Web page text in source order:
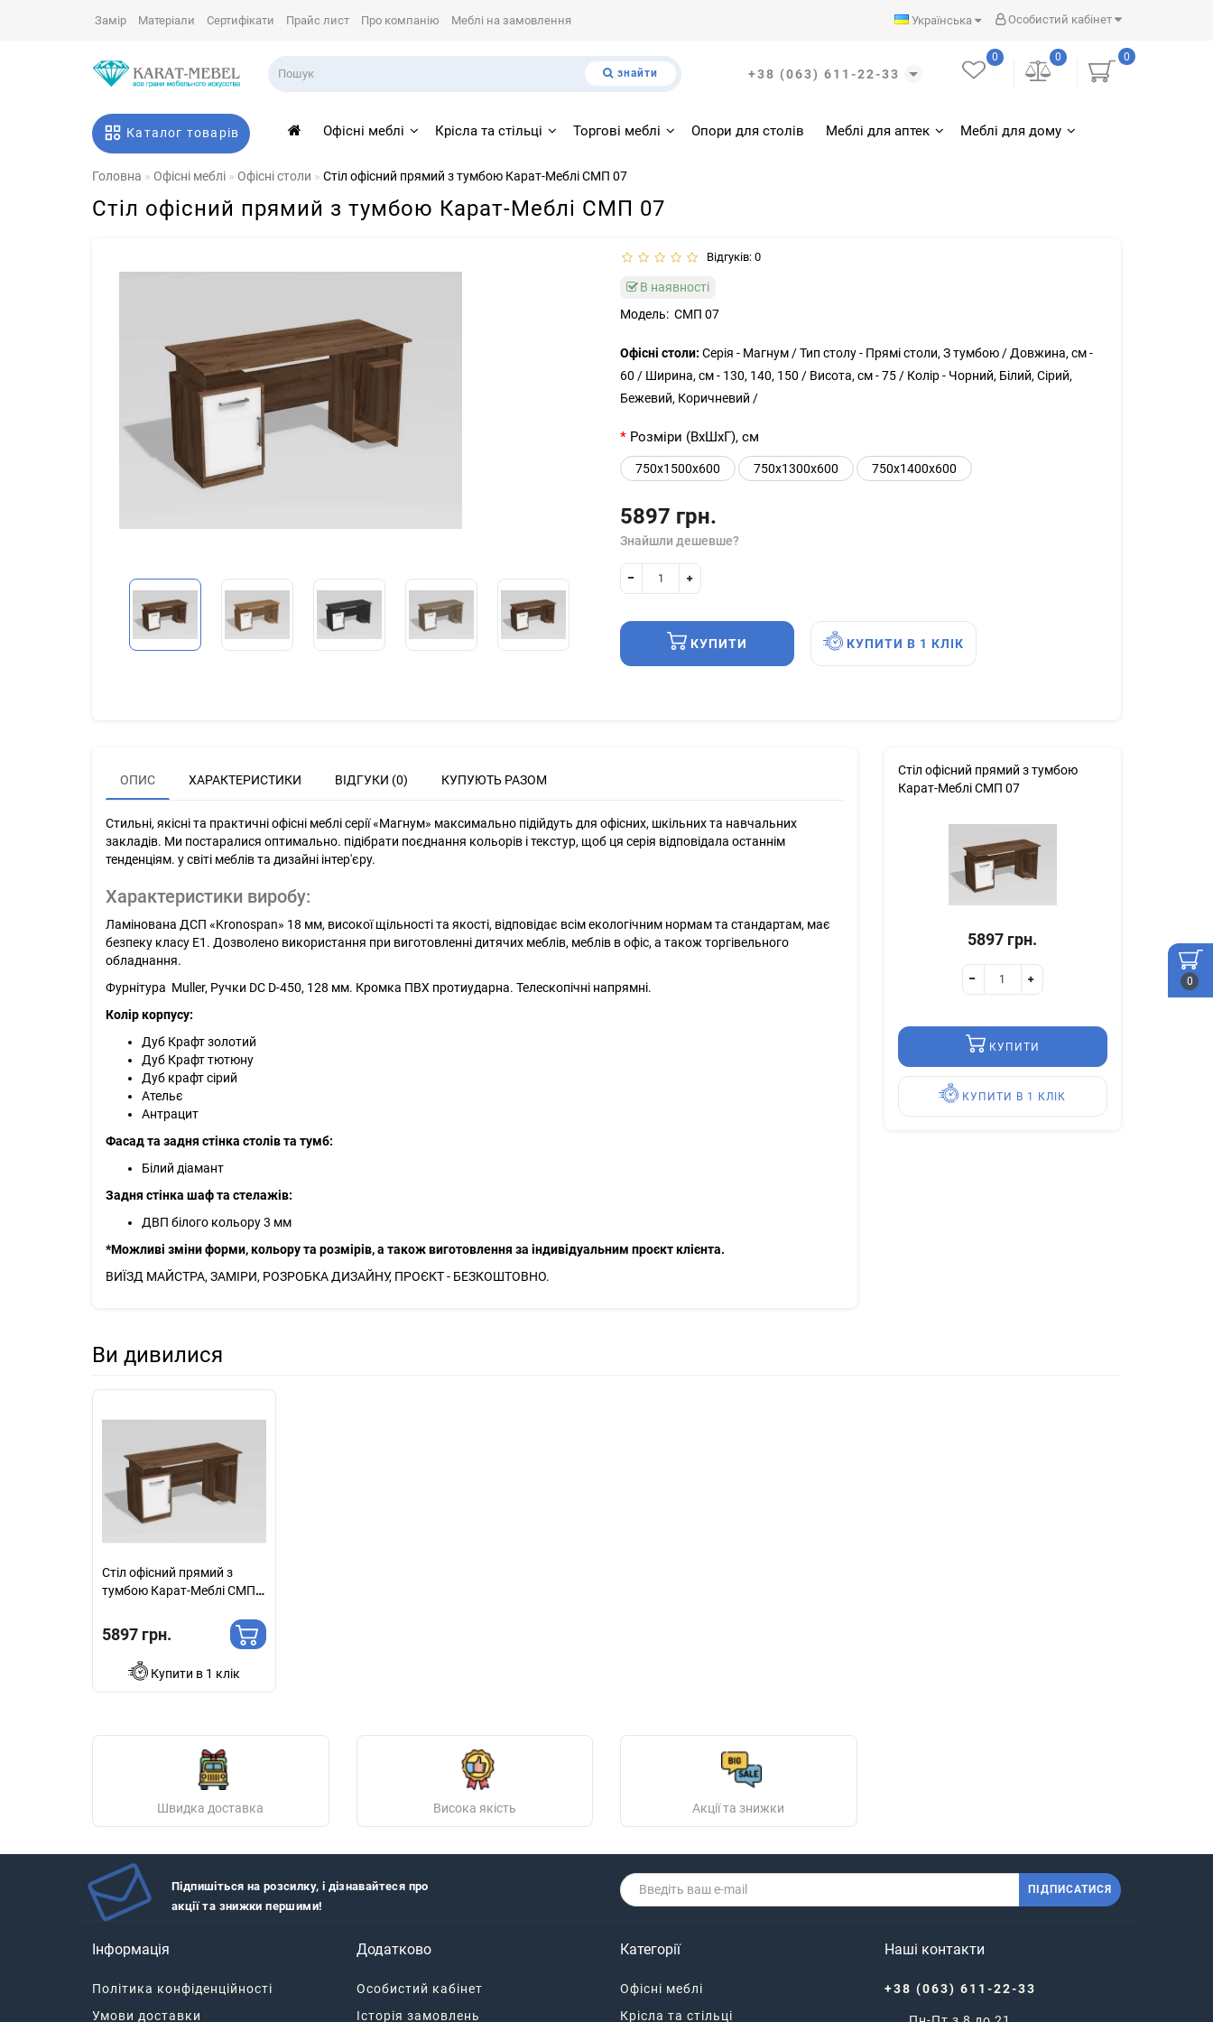
0
Особистий кабінет
Українська
Замір Матеріали Сертифікати Прайс лист Про компанію Меблі на замовлення
знайти +38 (063) 611-22-33
0
0
0
Каталог товарів Офісні меблі Крісла та стільці Торгові меблі Опори для столів Меблі для аптек Меблі для дому
Головна Офісні меблі Офісні столи Стіл офісний прямий з тумбою Карат-Меблі СМП 07
Стіл офісний прямий з тумбою Карат-Меблі СМП 07
Відгуків: 0
В наявності
Модель: СМП 07
Офісні столи: Серія - Магнум /Тип столу - Прямі столи, З тумбою / Довжина, см -
60 / Ширина, см - 130, 140, 150 / Висота, см -75 / Колір - Чорний, Білий, Сірий,
Бежевий, Коричневий /
Розміри (ВхШхГ), см
750х1500х600 750х1300х600 750х1400х600
5897 грн.
Знайшли дешевше?
КУПИТИ КУПИТИ В 1 КЛІК
ОПИС ХАРАКТЕРИСТИКИ ВІДГУКИ (0) КУПУЮТЬ РАЗОМ
Стильні, якісні та практичні офісні меблі серії «Магнум» максимально підійдуть для офісних, шкільних та навчальних
закладів. Ми постаралися оптимально. підібрати поєднання кольорів і текстур, щоб ця серія відповідала останнім
тенденціям. у світі меблів та дизайні інтер'єру.
Характеристики виробу:
Ламінована ДСП «Kronospan» 18 мм, високої щільності та якості, відповідає всім екологічним нормам та стандартам, має
безпеку класу Е1. Дозволено використання при виготовленні дитячих меблів, меблів в офіс, а також торгівельного
обладнання.
Фурнітура Muller, Ручки DC D-450, 128 мм. Кромка ПВХ протиударна. Телескопічні напрямні.
Колір корпусу:
Дуб Крафт золотий
Дуб Крафт тютюну
Дуб крафт сірий
Ательє
Антрацит
Фасад та задня стінка столів та тумб:
Білий діамант
Задня стінка шаф та стелажів:
ДВП білого кольору 3 мм
*Можливі зміни форми, кольору та розмірів, а також виготовлення за індивідуальним проєкт клієнта.
ВИЇЗД МАЙСТРА, ЗАМІРИ, РОЗРОБКА ДИЗАЙНУ, ПРОЄКТ - БЕЗКОШТОВНО.
Стіл офісний прямий з тумбою
Карат-Меблі СМП 07
5897 грн.
КУПИТИ
КУПИТИ В 1 КЛІК
Ви дивилися
Стіл офісний прямий з
тумбою Карат-Меблі СМП
5897 грн.
Купити в 1 клік
Швидка доставка Висока якість Акції та знижки
Підпишіться на розсилку, і дізнавайтеся про
акції та знижки першими!
ПІДПИСАТИСЯ
Інформація
Політика конфіденційності
Умови доставки
Додатково
Особистий кабінет
Історія замовлень
Категорії
Офісні меблі
Крісла та стільці
Наші контакти
+38 (063) 611-22-33